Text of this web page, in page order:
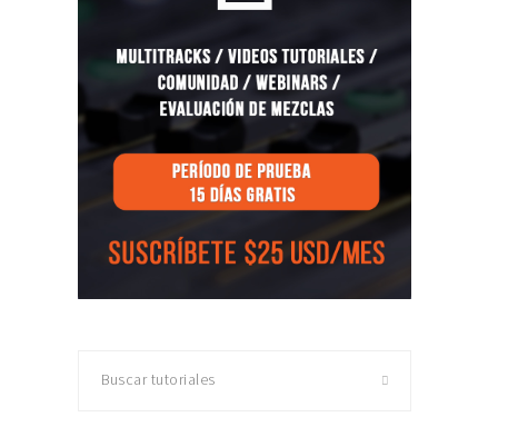
tutoriales